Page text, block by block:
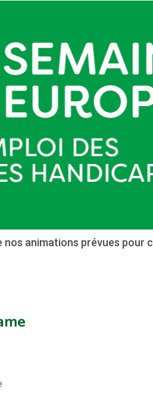
animations prévues pour